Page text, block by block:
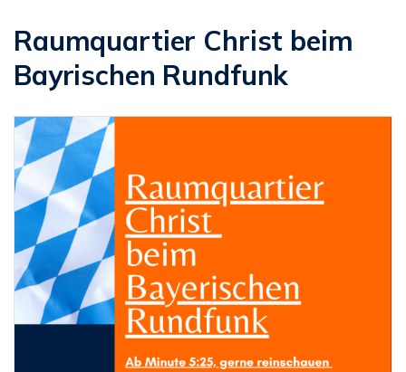
Raumquartier Christ beim
Bayrischen Rundfunk